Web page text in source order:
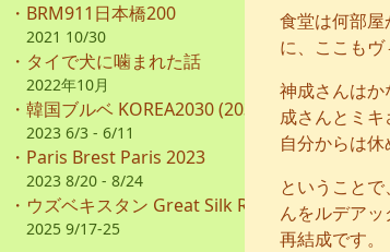
・ BRM911日本橋200
2021 10/30
・ タイで犬に噛まれた話
2022年10月
・ 韓国ブルベ KOREA2030 (2030km)
2023 6/3 - 6/11
・ Paris Brest Paris 2023
2023 8/20 - 8/24
・ ウズベキスタン Great Silk Road 2000km
2025 9/17-25
食堂は何部
に、ここもヴ
神成さんは
成さんとミ
自分からは休
ということ
んをルデア
再結成です。